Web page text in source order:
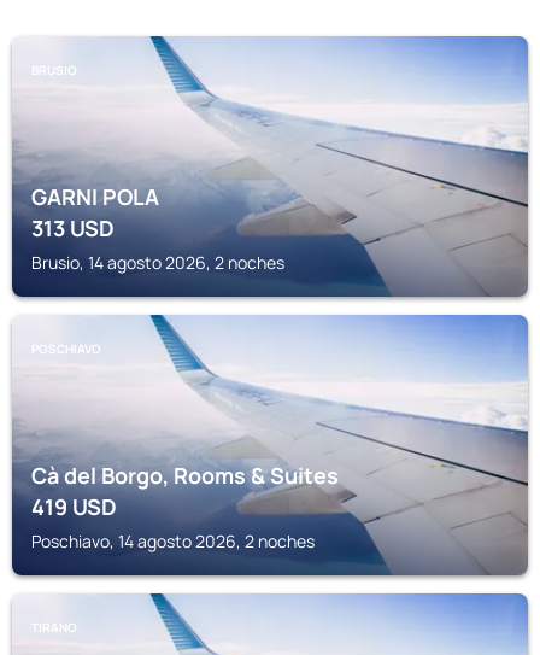
BRUSIO
GARNI POLA
313USD
Brusio, 14 agosto 2026, 2 noches
POSCHIAVO
Cà del Borgo, Rooms & Suites
419USD
Poschiavo, 14 agosto 2026, 2 noches
TIRANO